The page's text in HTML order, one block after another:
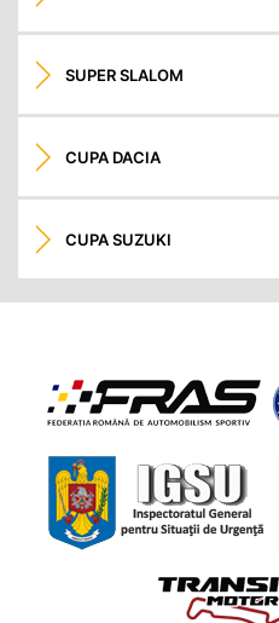
SUPER SLALOM
CUPA DACIA
CUPA SUZUKI